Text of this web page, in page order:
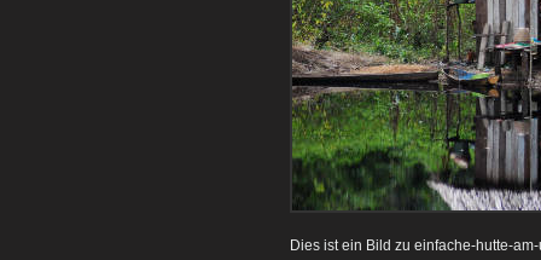
Dies ist ein Bild zu einfache-hutte-